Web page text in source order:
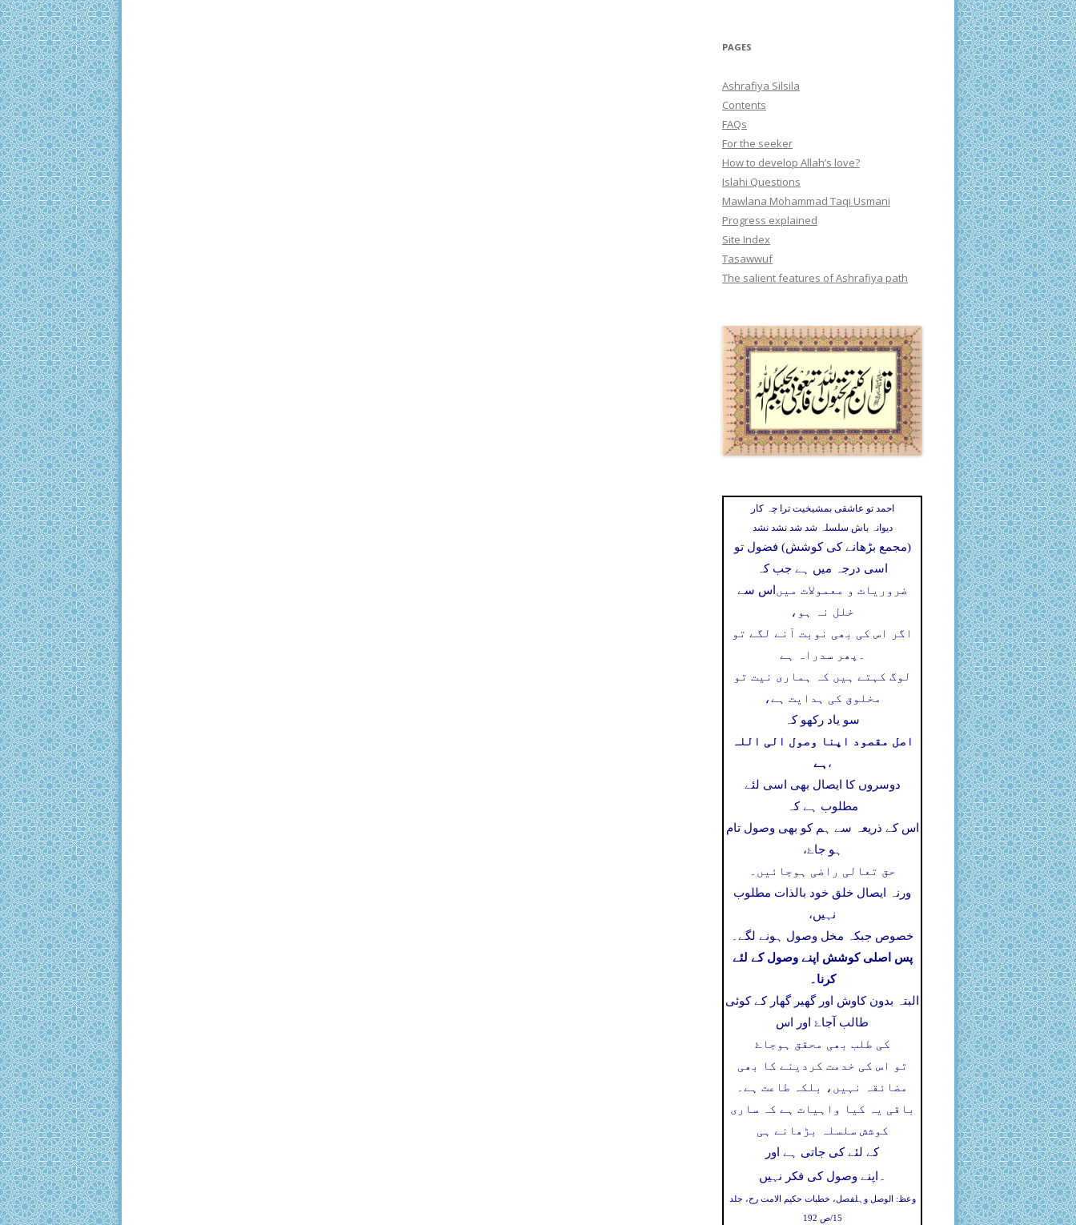
PAGES
Ashrafiya Silsila
Contents
FAQs
For the seeker
How to develop Allah’s love?
Islahi Questions
Mawlana Mohammad Taqi Usmani
Progress explained
Site Index
Tasawwuf
The salient features of Ashrafiya path
احمد تو عاشقی بمشیخیت ترا چہ کار
دیوانہ باش سلسلہ شد شد نشد نشد
(مجمع بڑھانے کی کوشش) فضول تو
اسی درجہ میں ہے جب کہ
اس سے ضروریات و معمولات میں
خلل نہ ہو،
اگر اس کی بھی نوبت آنے لگے تو
پھر سدراہ ہے ۔
لوگ کہتے ہیں کہ ہماری نیت تو
مخلوق کی ہدایت ہے،
سو یاد رکھو کہ
اصل مقصود اپنا وصول الی اللہ
ہے ،
دوسروں کا ایصال بھی اسی لئے
مطلوب ہے کہ
اس کے ذریعہ سے ہم کو بھی وصول تام
ہو جاۓ،
حق تعالی راضی ہوجائیں۔
ورنہ ایصال خلق خود بالذات مطلوب
نہیں،
خصوص جبکہ مخل وصول ہونے لگے۔
پس اصلی کوشش اپنے وصول کے لئے
کرنا۔
البتہ بدون کاوش اور گھیر گھار کے کوئی
طالب آجاۓ اور اس
کی طلب بھی محقق ہوجاۓ
تو اس کی خدمت کردینے کا بھی
مضائقہ نہیں، بلکہ طاعت ہے۔
باقی یہ کیا واہیات ہے کہ ساری
کوشش سلسلہ بڑھانے ہی
کے لئے کی جاتی ہے اور
اپنے وصول کی فکر نہیں ۔
وعظ: الوصل وہلفصل، خطبات حکیم الامت رح، جلد
15/ص 192